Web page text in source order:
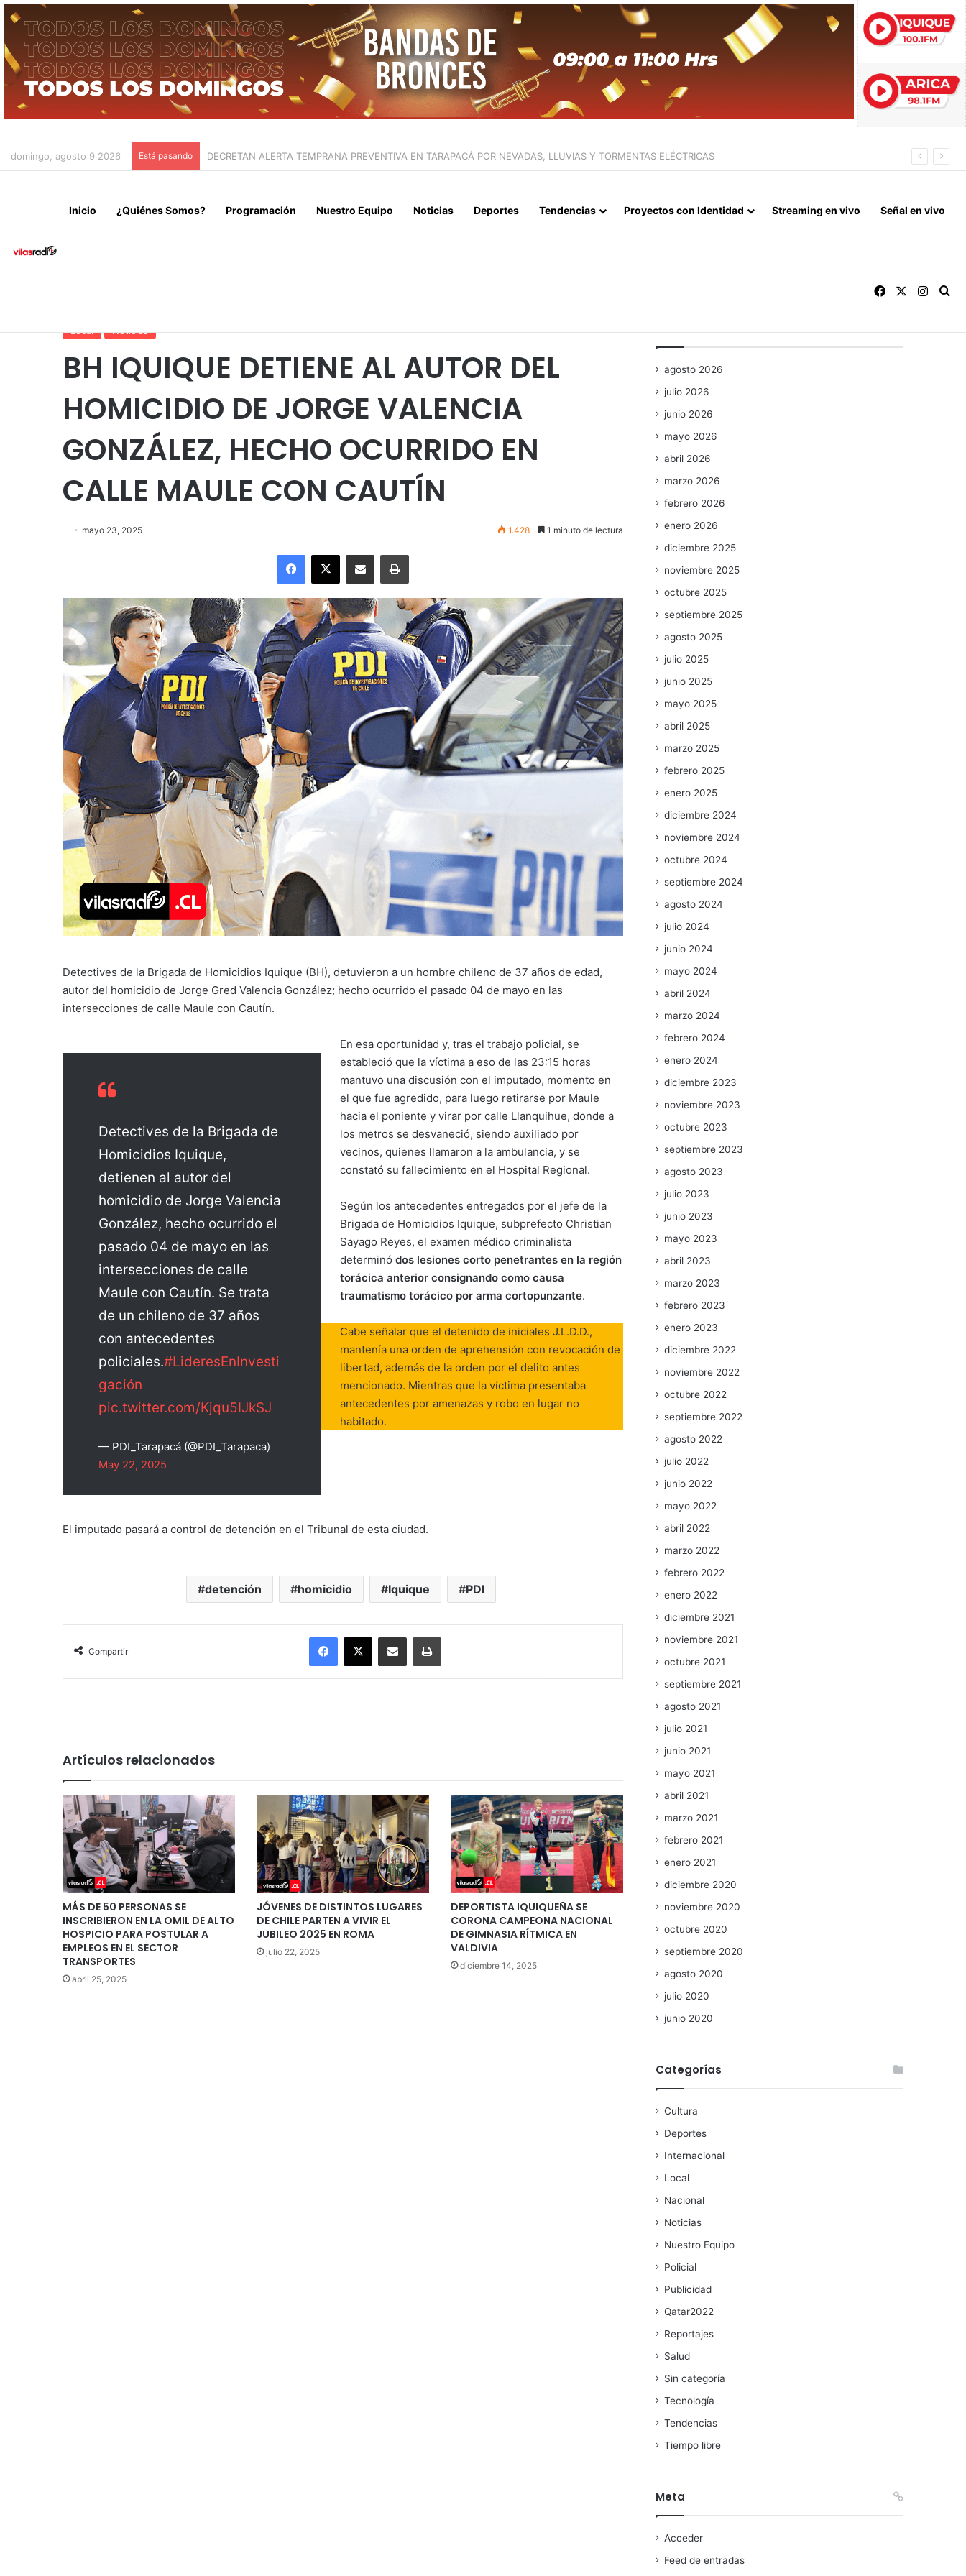
domingo, agosto 9 2026 Está pasando IRÁN CONDICIONA LA REAPERTURA DEL ESTRECHO DE ORMUZ Y EXIGE A ESTADOS UNIDOS EL FIN DEL BLOQUEO Y REPARACIONES DE GUERRA
Inicio ¿Quiénes Somos? Programación Nuestro Equipo Noticias Deportes Tendencias Proyectos con Identidad Streaming en vivo Señal en vivo
Facebook
Local Noticias
BH IQUIQUE DETIENE AL AUTOR DEL
HOMICIDIO DE JORGE VALENCIA
GONZÁLEZ, HECHO OCURRIDO EN
CALLE MAULE CON CAUTÍN
mayo 23, 2025 1.428 1 minuto de lectura
Facebook
X Enviar vía email Imprimir
Detectives de la Brigada de Homicidios Iquique (BH), detuvieron a un hombre chileno de 37 años de edad,
autor del homicidio de Jorge Gred Valencia González; hecho ocurrido el pasado 04 de mayo en las
intersecciones de calle Maule con Cautín.
Detectives de la Brigada de
Homicidios Iquique,
detienen al autor del
homicidio de Jorge Valencia
González, hecho ocurrido el
pasado 04 de mayo en las
intersecciones de calle
Maule con Cautín. Se trata
de un chileno de 37 años
con antecedentes
policiales.#LideresEnInvesti
gación
pic.twitter.com/Kjqu5IJkSJ
— PDI_Tarapacá (@PDI_Tarapaca)
May 22, 2025
En esa oportunidad y, tras el trabajo policial, se
estableció que la víctima a eso de las 23:15 horas
mantuvo una discusión con el imputado, momento en
el que fue agredido, para luego retirarse por Maule
hacia el poniente y virar por calle Llanquihue, donde a
los metros se desvaneció, siendo auxiliado por
vecinos, quienes llamaron a la ambulancia, y se
constató su fallecimiento en el Hospital Regional.
Según los antecedentes entregados por el jefe de la
Brigada de Homicidios Iquique, subprefecto Christian
Sayago Reyes, el examen médico criminalista
determinódos lesiones corto penetrantes en la región
torácica anterior consignando como causa
traumatismo torácico por arma cortopunzante.
Cabe señalar que el detenido de iniciales J.L.D.D.,
mantenía una orden de aprehensión con revocación de
libertad, además de la orden por el delito antes
mencionado. Mientras que la víctima presentaba
antecedentes por amenazas y robo en lugar no
habitado.
El imputado pasará a control de detención en el Tribunal de esta ciudad.
detención homicidio Iquique PDI
Compartir
Facebook
X Enviar vía email Imprimir
Artículos relacionados
MÁS DE 50 PERSONAS SE
INSCRIBIERON EN LA OMIL DE ALTO
HOSPICIO PARA POSTULAR A
EMPLEOS EN EL SECTOR
TRANSPORTES
abril 25, 2025
JÓVENES DE DISTINTOS LUGARES
DE CHILE PARTEN A VIVIR EL
JUBILEO 2025 EN ROMA
julio 22, 2025
DEPORTISTA IQUIQUEÑA SE
CORONA CAMPEONA NACIONAL
DE GIMNASIA RÍTMICA EN
VALDIVIA
diciembre 14, 2025
agosto 2026
julio 2026
junio 2026
mayo 2026
abril 2026
marzo 2026
febrero 2026
enero 2026
diciembre 2025
noviembre 2025
octubre 2025
septiembre 2025
agosto 2025
julio 2025
junio 2025
mayo 2025
abril 2025
marzo 2025
febrero 2025
enero 2025
diciembre 2024
noviembre 2024
octubre 2024
septiembre 2024
agosto 2024
julio 2024
junio 2024
mayo 2024
abril 2024
marzo 2024
febrero 2024
enero 2024
diciembre 2023
noviembre 2023
octubre 2023
septiembre 2023
agosto 2023
julio 2023
junio 2023
mayo 2023
abril 2023
marzo 2023
febrero 2023
enero 2023
diciembre 2022
noviembre 2022
octubre 2022
septiembre 2022
agosto 2022
julio 2022
junio 2022
mayo 2022
abril 2022
marzo 2022
febrero 2022
enero 2022
diciembre 2021
noviembre 2021
octubre 2021
septiembre 2021
agosto 2021
julio 2021
junio 2021
mayo 2021
abril 2021
marzo 2021
febrero 2021
enero 2021
diciembre 2020
noviembre 2020
octubre 2020
septiembre 2020
agosto 2020
julio 2020
junio 2020
Categorías
Cultura
Deportes
Internacional
Local
Nacional
Noticias
Nuestro Equipo
Policial
Publicidad
Qatar2022
Reportajes
Salud
Sin categoría
Tecnología
Tendencias
Tiempo libre
Meta
Acceder
Feed de entradas